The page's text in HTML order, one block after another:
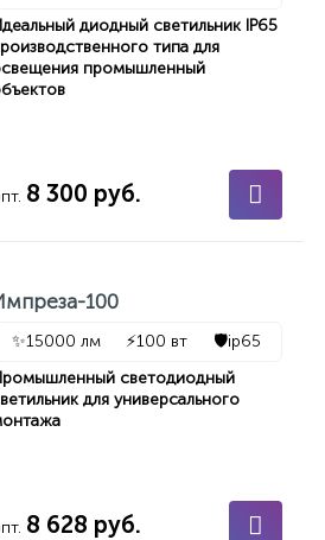
диодный светильник IP65
типа для
промышленный
8 300 руб.
100
✨15000 лм ⚡100 вт 🛡️ip65
светодиодный
для универсального
8 628 руб.